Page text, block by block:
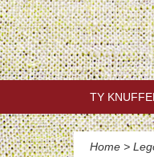
TY
Home >